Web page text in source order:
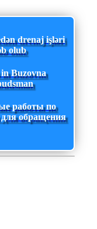
drenaj işləri
olub
Buzovna
работы по
для обращения